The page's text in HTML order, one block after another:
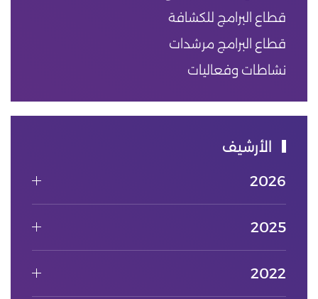
قطاع البرامج للكشافة
قطاع البرامج مرشدات
نشاطات وفعاليات
الأرشيف
2026
2025
2022